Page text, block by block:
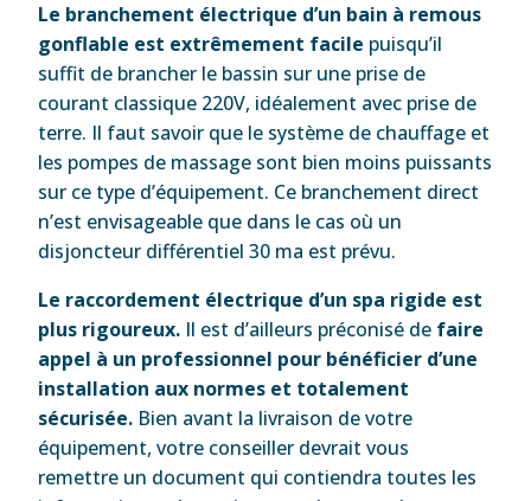
Le branchement électrique d’un bain à remous
gonflable est extrêmement facile puisqu’il
suffit de brancher le bassin sur une prise de
courant classique 220V, idéalement avec prise de
terre. Il faut savoir que le système de chauffage et
les pompes de massage sont bien moins puissants
sur ce type d’équipement. Ce branchement direct
n’est envisageable que dans le cas où un
disjoncteur différentiel 30 ma est prévu.
Le raccordement électrique d’un spa rigide est
plus rigoureux. Il est d’ailleurs préconisé de faire
appel à un professionnel pour bénéficier d’une
installation aux normes et totalement
sécurisée. Bien avant la livraison de votre
équipement, votre conseiller devrait vous
remettre un document qui contiendra toutes les